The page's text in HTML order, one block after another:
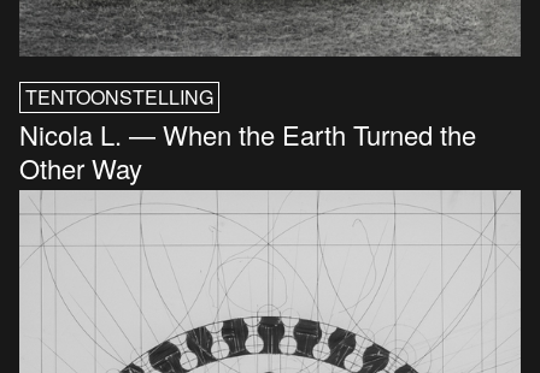
TENTOONSTELLING
Nicola L. — When the Earth Turned the
Other Way